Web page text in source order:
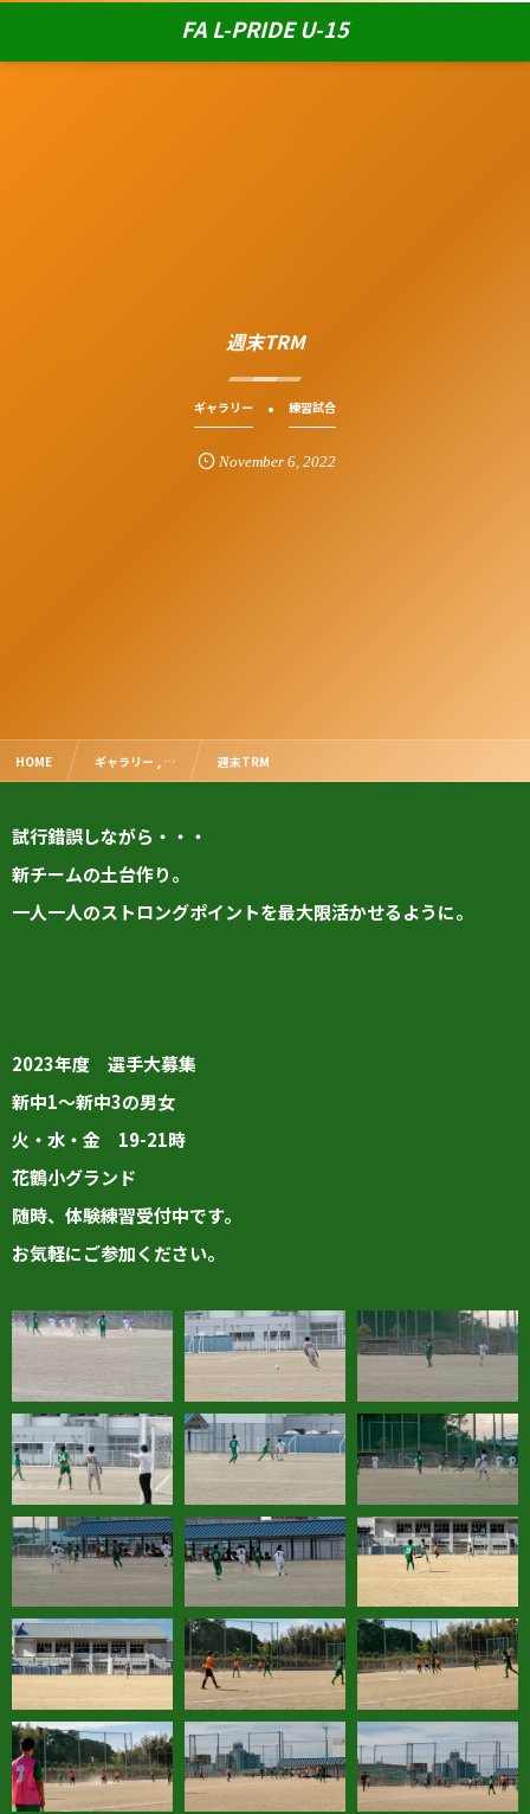
FA L-PRIDE U-15
週末TRM
ギャラリー 練習試合
November 6,2022
HOME ギャラリー , … 週末TRM
試行錯誤しながら・・・
新チームの土台作り。
一人一人のストロングポイントを最大限活かせるように。
2023年度 選手大募集
新中1～新中3の男女
火・水・金 19-21時
花鶴小グランド
随時、体験練習受付中です。
お気軽にご参加ください。